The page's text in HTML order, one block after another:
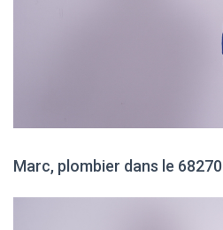
Marc, plombier dans le 68270